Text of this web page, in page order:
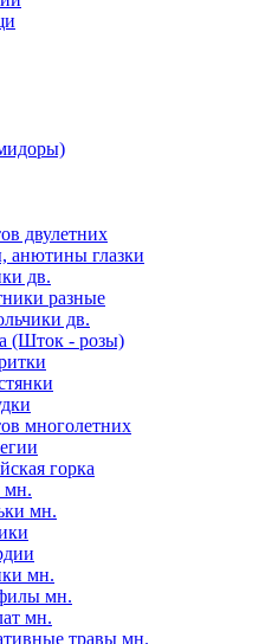
двулетних
анютины глазки
дв.
разные
дв.
(Шток - розы)
многолетних
горка
мн.
мн.
мн.
мн.
мн.
травы мн.